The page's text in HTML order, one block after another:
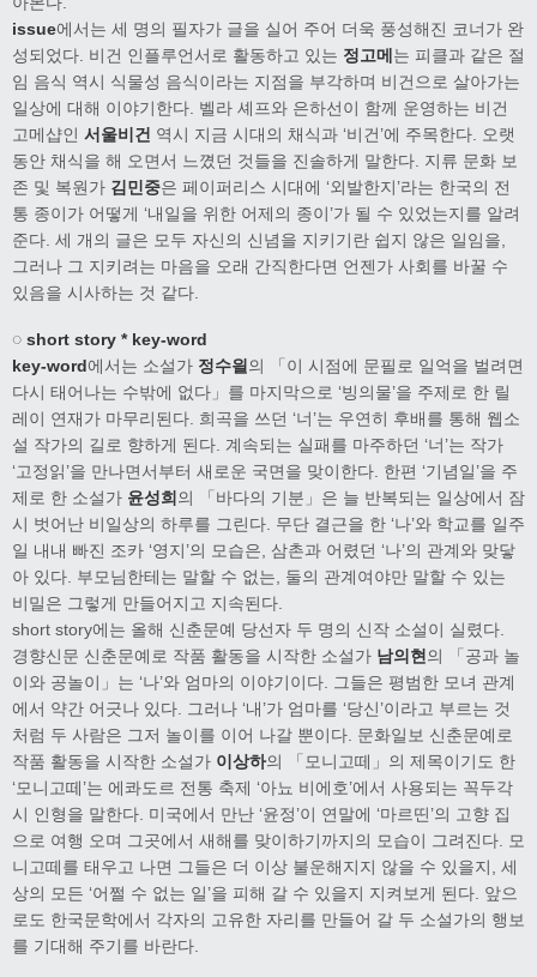
issue에서는 세 명의 필자가 글을 실어 주어 더욱 풍성해진 코너가 완
성되었다. 비건 인플루언서로 활동하고 있는 정고메 는 피클과 같은 절
임 음식 역시 식물성 음식이라는 지점을 부각하며 비건으로 살아가는
일상에 대해 이야기한다. 벨라 셰프와 은하선이 함께 운영하는 비건
고메샵인 서울비건 역시 지금 시대의 채식과 ‘비건’에 주목한다. 오랫
동안 채식을 해 오면서 느꼈던 것들을 진솔하게 말한다. 지류 문화 보
존 및 복원가 김민중은 페이퍼리스 시대에 ‘외발한지’라는 한국의 전
통 종이가 어떻게 ‘내일을 위한 어제의 종이’가 될 수 있었는지를 알려
준다. 세 개의 글은 모두 자신의 신념을 지키기란 쉽지 않은 일임을,
그러나 그 지키려는 마음을 오래 간직한다면 언젠가 사회를 바꿀 수
있음을 시사하는 것 같다.
◌ short story * key-word
key-word에서는 소설가 정수읠 의 「이 시점에 문필로 일억을 벌려면
다시 태어나는 수밖에 없다」를 마지막으로 ‘빙의물’을 주제로 한 릴
레이 연재가 마무리된다. 희곡을 쓰던 ‘너’는 우연히 후배를 통해 웹소
설 작가의 길로 향하게 된다. 계속되는 실패를 마주하던 ‘너’는 작가
‘고정읽’을 만나면서부터 새로운 국면을 맞이한다. 한편 ‘기념일’을 주
제로 한 소설가 윤성희 의 「바다의 기분」은 늘 반복되는 일상에서 잠
시 벗어난 비일상의 하루를 그린다. 무단 결근을 한 ‘나’와 학교를 일주
일 내내 빠진 조카 ‘영지’의 모습은, 삼촌과 어렸던 ‘나’의 관계와 맞닿
아 있다. 부모님한테는 말할 수 없는, 둘의 관계여야만 말할 수 있는
비밀은 그렇게 만들어지고 지속된다.
short story에는 올해 신춘문예 당선자 두 명의 신작 소설이 실렸다.
경향신문 신춘문예로 작품 활동을 시작한 소설가 남의현 의 「공과 놀
이와 공놀이」는 ‘나’와 엄마의 이야기이다. 그들은 평범한 모녀 관계
에서 약간 어긋나 있다. 그러나 ‘내’가 엄마를 ‘당신’이라고 부르는 것
처럼 두 사람은 그저 놀이를 이어 나갈 뿐이다. 문화일보 신춘문예로
작품 활동을 시작한 소설가 이상하의 「모니고떼」의 제목이기도 한
‘모니고떼’는 에콰도르 전통 축제 ‘아뇨 비에호’에서 사용되는 꼭두각
시 인형을 말한다. 미국에서 만난 ‘윤정’이 연말에 ‘마르띤’의 고향 집
으로 여행 오며 그곳에서 새해를 맞이하기까지의 모습이 그려진다. 모
니고떼를 태우고 나면 그들은 더 이상 불운해지지 않을 수 있을지, 세
상의 모든 ‘어쩔 수 없는 일’을 피해 갈 수 있을지 지켜보게 된다. 앞으
로도 한국문학에서 각자의 고유한 자리를 만들어 갈 두 소설가의 행보
를 기대해 주기를 바란다.